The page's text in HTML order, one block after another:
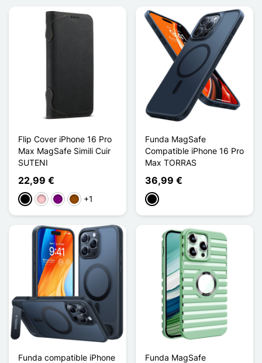
Flip Cover iPhone 16 Pro
Max MagSafe Simili Cuir
SUTENI
22,99 €
NegroRosaPúrpuraMarrón
+1
Funda MagSafe
Compatible iPhone 16 Pro
Max TORRAS
36,99 €
Negro
Funda compatible iPhone
Funda MagSafe